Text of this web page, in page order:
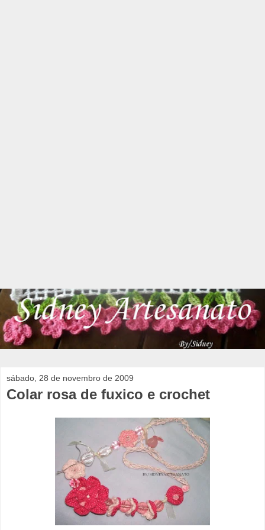
sábado, 28 de novembro de 2009
Colar rosa de fuxico e crochet